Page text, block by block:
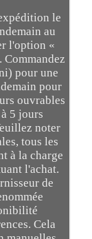
le
au
l'option «
pour une
pour
ouvrables
5 jours
noter
tous les
à la charge
l'achat.
de
Cela